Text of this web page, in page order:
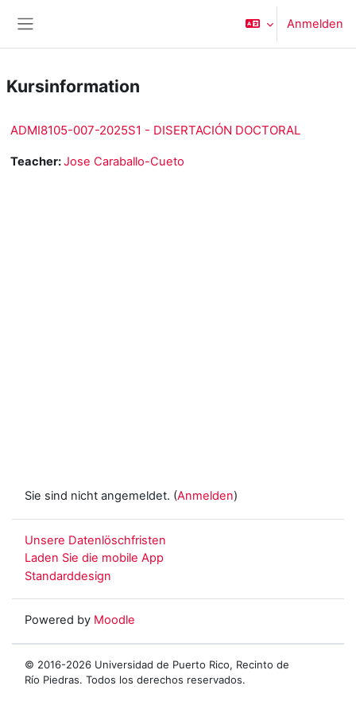
Anmelden
Kursinformation
ADMI8105-007-2025S1 - DISERTACIÓN DOCTORAL
Teacher:Jose Caraballo-Cueto
Sie sind nicht angemeldet. (Anmelden)
Unsere Datenlöschfristen
Laden Sie die mobile App
Standarddesign
Powered by Moodle
© 2016-2026 Universidad de Puerto Rico, Recinto de
Río Piedras. Todos los derechos reservados.